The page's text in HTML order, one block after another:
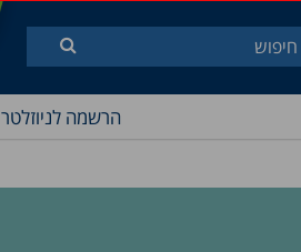
הרשמה לניוזלטר